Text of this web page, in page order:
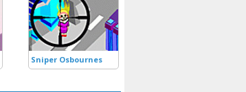
Sniper Osbournes